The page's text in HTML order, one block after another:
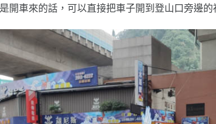
開車來的話，可以直接把車子開到登山口旁邊的